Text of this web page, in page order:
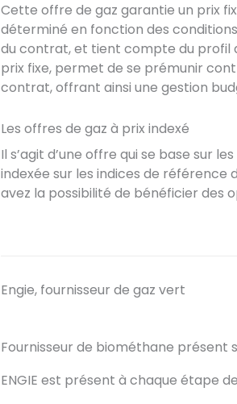
Cette offre de gaz garantie un prix
déterminé en fonction des
du contrat, et tient compte du profil
prix fixe, permet de se prémunir
contrat, offrant ainsiune gestion
Les offres de gaz à prix indexé
Il s’agit d’une offre qui se base sur
indexée sur les indices de
avez la possibilité de bénéficier des
Engie, fournisseur de gaz vert
Fournisseur de biométhane présent
ENGIE est présent à chaque étape